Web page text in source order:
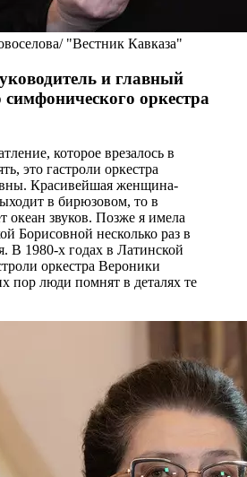
"Вестник Кавказа"
и главный
оркестра
которое врезалось в
это гастроли оркестра
Красивейшая женщина-
в бирюзовом, то в
океан звуков. Позже я имела
Борисовной несколько раз в
В 1980-х годах в Латинской
оркестра Вероники
пор люди помнят в деталях те